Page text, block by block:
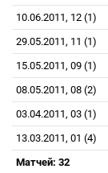
10.06.2011, 12 (1)
29.05.2011, 11 (1)
15.05.2011, 09 (1)
08.05.2011, 08 (2)
03.04.2011, 03 (1)
13.03.2011, 01 (4)
Матчей: 32